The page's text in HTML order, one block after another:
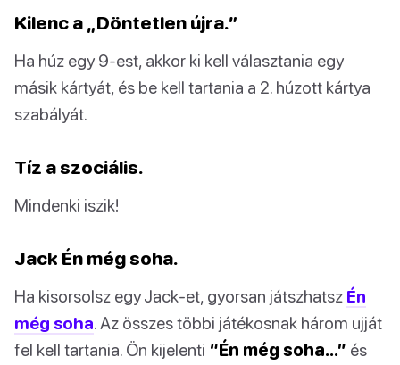
Kilenc a „Döntetlen újra.”
Ha húz egy 9-est, akkor ki kell választania egy
másik kártyát, és be kell tartania a 2. húzott kártya
szabályát.
Tíz a szociális.
Mindenki iszik!
Jack Én még soha.
Ha kisorsolsz egy Jack-et, gyorsan játszhatsz Én
még soha. Az összes többi játékosnak három ujját
fel kell tartania. Ön kijelenti “Én még soha…” és